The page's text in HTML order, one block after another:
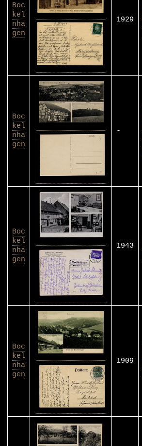
Boc
kel
nha
gen
1929
Boc
kel
nha
gen
-
Boc
kel
nha
gen
1943
Boc
kel
nha
gen
1909